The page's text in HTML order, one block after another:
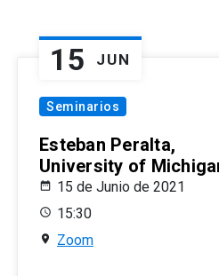
15 JUN
Seminarios
Esteban Peralta,
University of
15 de Junio de 2021
15:30
Zoom